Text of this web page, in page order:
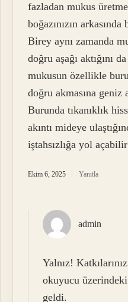
fazladan mukus
boğazınızın
Birey aynı zamanda
doğru aşağı aktığını
mukusun özellikle
doğru akmasına geniz
Burunda tıkanıklık
akıntı mideye
iştahsızlığa yol
Ekim 6, 2025 Yanıtla
admin
Yalnız!
okuyucu
geldi.